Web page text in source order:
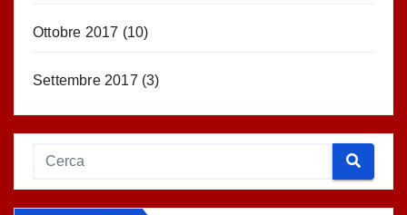
Ottobre 2017 (10)
Settembre 2017 (3)